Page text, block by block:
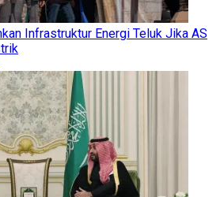
Infrastruktur Energi Teluk Jika AS